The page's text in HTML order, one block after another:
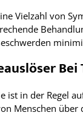
Vielzahl von
Bei
ist in der Regel
Menschen